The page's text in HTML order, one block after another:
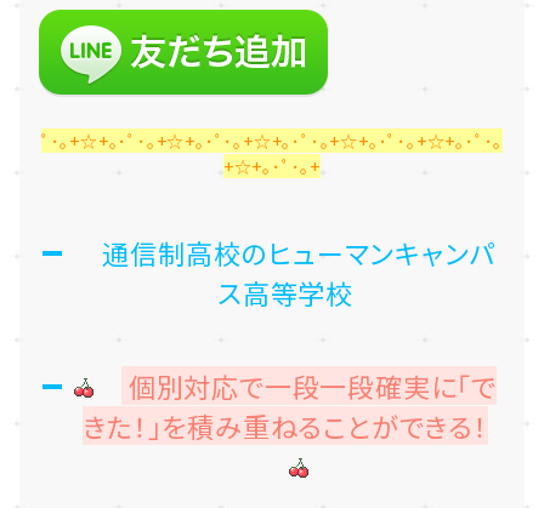
ﾟ･｡+☆+｡･ﾟ･｡+☆+｡･ﾟ･｡+☆+｡･ﾟ･｡+☆+｡･ﾟ･｡+☆+｡･ﾟ･｡
+☆+｡･ﾟ･｡+
通信制高校のヒューマンキャンパ
ス高等学校
個別対応で一段一段確実に「で
きた！」を積み重ねることができる！